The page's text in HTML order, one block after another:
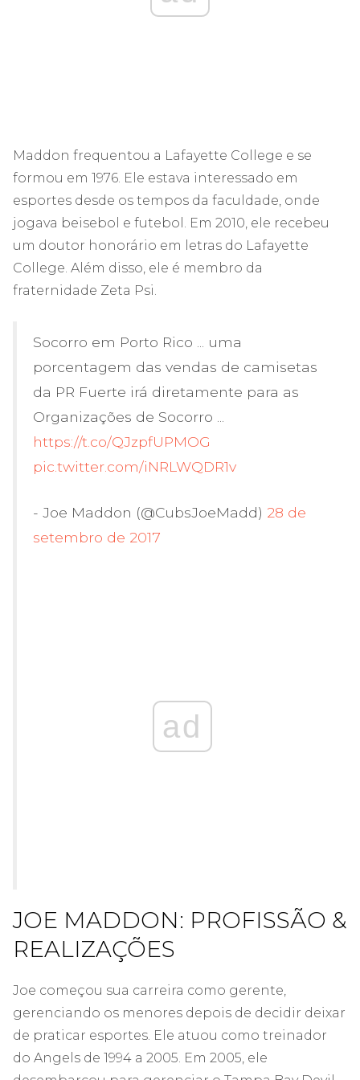
Maddon frequentou a Lafayette College e se
formou em 1976. Ele estava interessado em
esportes desde os tempos da faculdade, onde
jogava beisebol e futebol. Em 2010, ele recebeu
um doutor honorário em letras do Lafayette
College. Além disso, ele é membro da
fraternidade Zeta Psi.
Socorro em Porto Rico ... uma
porcentagem das vendas de camisetas
da PR Fuerte irá diretamente para as
Organizações de Socorro ...
https://t.co/QJzpfUPMOG
pic.twitter.com/iNRLWQDR1v
- Joe Maddon (@CubsJoeMadd) 28 de
setembro de 2017
ad
JOE MADDON: PROFISSÃO &
REALIZAÇÕES
Joe começou sua carreira como gerente,
gerenciando os menores depois de decidir deixar
de praticar esportes. Ele atuou como treinador
do Angels de 1994 a 2005. Em 2005, ele